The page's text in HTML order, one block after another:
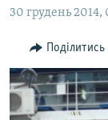
до
навігації
Перейти
до
пошуку
ПОЛІТИКА
БЛОГИ
ПОГЛЯД
ІНТЕРВ'Ю
30 грудень 2014,
Поділитись